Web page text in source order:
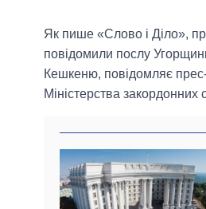
Як пише «Слово і Діло»,
повідомили послу
Кешкеню, повідомляє
Міністерства закордонних